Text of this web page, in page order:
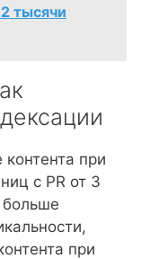
тысячи
контента при
с PR от 3
при